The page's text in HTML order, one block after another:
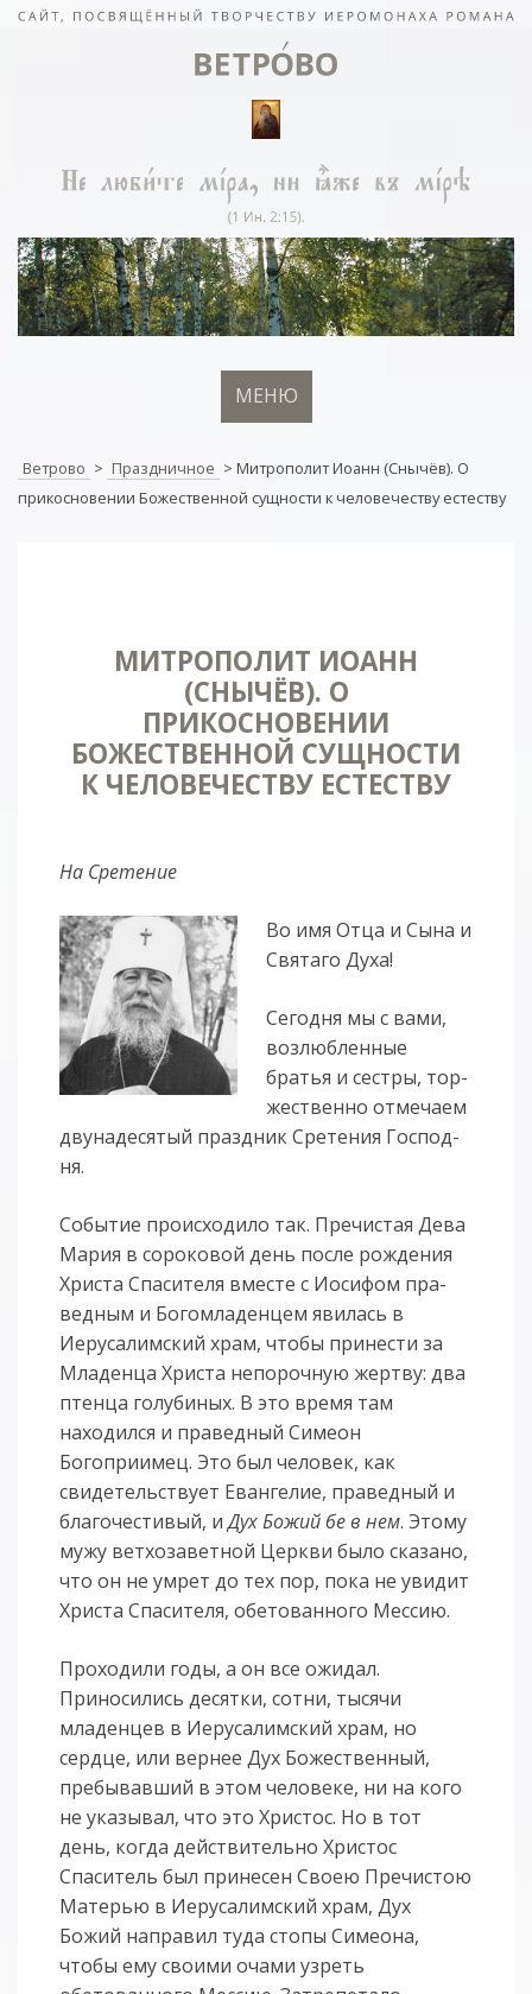
МЕНЮ
Ветрово > Праздничное > Митрополит Иоанн (Снычёв). О
прикосновении Божественной сущности к человечеству естеству
МИТРОПОЛИТ ИОАНН
(СНЫЧЁВ). О
ПРИКОСНОВЕНИИ
БОЖЕСТВЕННОЙ СУЩНОСТИ
К ЧЕЛОВЕЧЕСТВУ ЕСТЕСТВУ
На Сретение
Во имя От­ца и Сы­на и
Свя­та­го Ду­ха!
Се­год­ня мы с ва­ми,
воз­люб­лен­ные
братья и сест­ры, тор­
жест­вен­но от­ме­ча­ем
дву­на­де­ся­тый празд­ник Сре­те­ния Гос­под­
ня.
Со­бы­тие про­ис­хо­ди­ло так. Пре­чис­тая Де­ва
Ма­рия в со­ро­ко­вой день по­сле рож­де­ния
Хрис­та Спа­си­те­ля вмес­те с Ио­си­фом пра­
вед­ным и Богомладенцем явилась в
Иерусалимский храм, чтобы принести за
Младенца Христа непорочную жертву: два
птенца голубиных. В это время там
находился и праведный Симеон
Богоприимец. Это был человек, как
свидетельствует Евангелие, праведный и
благочестивый, иДух Божий бе в нем. Этому
мужу ветхозаветной Церкви было сказано,
что он не умрет до тех пор, пока не увидит
Христа Спасителя, обетованного Мессию.
Проходили годы, а он все ожидал.
Приносились десятки, сотни, тысячи
младенцев в Иерусалимский храм, но
сердце, или вернее Дух Божественный,
пребывавший в этом человеке, ни на кого
не указывал, что это Христос. Но в тот
день, когда действительно Христос
Спаситель был принесен Своею Пречистою
Матерью в Иерусалимский храм, Дух
Божий направил туда стопы Симеона,
чтобы ему своими очами узреть